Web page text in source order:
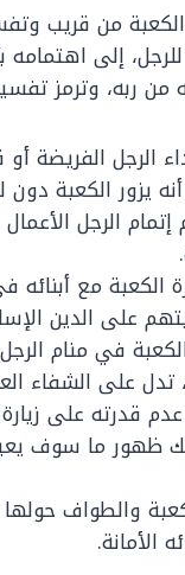
من قريب
إلى اهتمامه
من ربه، وترمز
الرجل الفريضة أو
أنه يزور الكعبة
الرجل الأعمال
الكعبة مع أبنائه
على الدين
في منام
تدل على الشفاء
عدم قدرته على
ظهور ما سوف
والطواف
الأمانة.